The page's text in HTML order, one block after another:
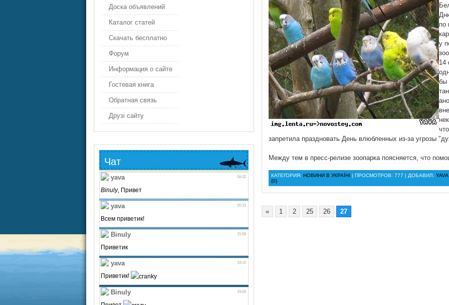
по
у
14
бы
запретила праздновать День влюбленных из-за угрозы
Между тем в пресс-релизе зоопарка поясняется, что
КАТЕГОРИЯ: НОВИНИ В УКРАЇНІ | ПРОСМОТРОВ: 777 | ДОБАВИЛ: YAVA
(0)
« 1 2 25 26 27
Доска объявлений
Каталог статей
Скачать бесплатно
Форум
Информация о сайте
Гостевая книга
Обратная связь
Друзі сайту
Чат